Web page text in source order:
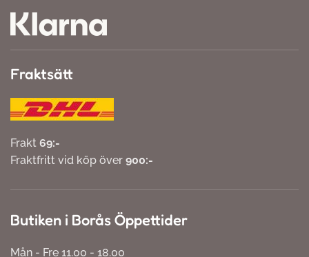
Fraktsätt
Frakt 69:-
Fraktfritt vid köp över 900:-
Butiken i Borås Öppettider
Mån - Fre 11.00 - 18.00